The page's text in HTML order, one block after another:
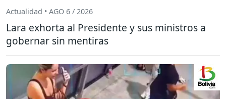
Actualidad • AGO 6 / 2026
Lara exhorta al Presidente y sus ministros a
gobernar sin mentiras